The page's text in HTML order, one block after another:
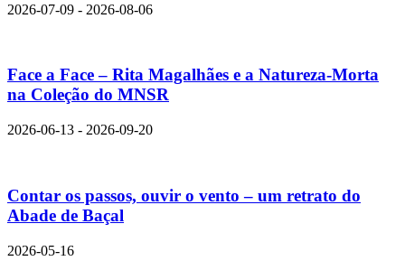
2026-07-09 - 2026-08-06
Face a Face – Rita Magalhães e a Natureza-Morta
na Coleção do MNSR
2026-06-13 - 2026-09-20
Contar os passos, ouvir o vento – um retrato do
Abade de Baçal
2026-05-16